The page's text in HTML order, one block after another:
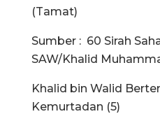
(Tamat)
Sumber : 60 Sirah
SAW/Khalid
Khalid bin Walid
Kemurtadan (5)